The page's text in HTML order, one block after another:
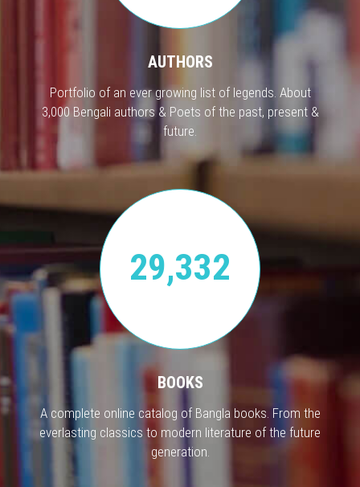
AUTHORS
Portfolio of an ever growing list of legends. About
3,000 Bengali authors & Poets of the past, present &
future.
29,332
BOOKS
A complete online catalog of Bangla books. From the
everlasting classics to modern literature of the future
generation.